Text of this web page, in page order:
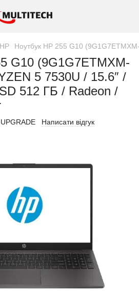
Ноутбук HP 255 G10
G10 (9G1G7ETMXM-
5 7530U / 15.6″ /
512 ГБ / Radeon /
Написати відгук